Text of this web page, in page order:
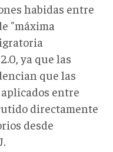
habidas entre
"máxima
ya que las
que las
entre
directamente
desde